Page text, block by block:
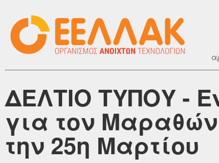
ΔΕΛΤΙΟ ΤΥΠΟΥ -
για τον
την 25η Μαρτίου